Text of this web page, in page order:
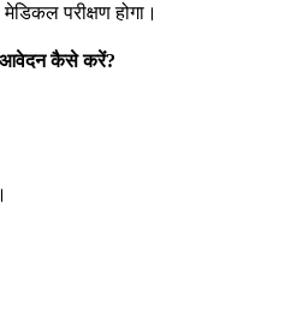
परीक्षण होगा।
आवेदन कैसे करें?